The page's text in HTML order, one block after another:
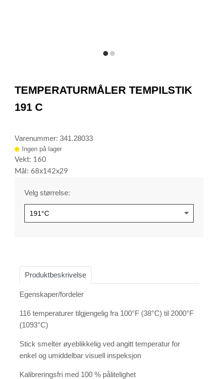
itemitem
2
TEMPERATURMÅLER TEMPILSTIK
191 C
Varenummer: 341.28033
Ingen på lager
Vekt: 160
Mål: 68x142x29
Velg størrelse:
Produktbeskrivelse
Egenskaper/fordeler
116 temperaturer tilgjengelig fra 100°F (38°C) til 2000°F
(1093°C)
Stick smelter øyeblikkelig ved angitt temperatur for
enkel og umiddelbar visuell inspeksjon
Kalibreringsfri med 100 % pålitelighet